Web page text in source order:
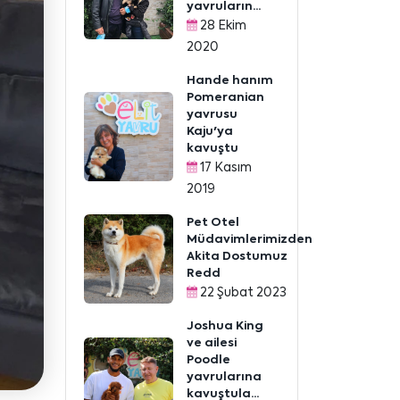
yavruların...
28 Ekim
2020
Hande hanım
Pomeranian
yavrusu
Kaju'ya
kavuştu
17 Kasım
2019
Pet Otel
Müdavimlerimizden
Akita Dostumuz
Redd
22 Şubat 2023
Joshua King
ve ailesi
Poodle
yavrularına
kavuştula...